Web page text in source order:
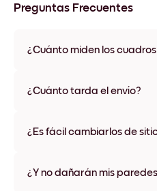
Preguntas Frecuentes
¿Cuánto miden los
varios materiales y colores de
¿Cuánto tarda el envío?
disponibles en algunos países.
¿Es fácil cambiarlos de
ningún daño
¿Y no dañarán mis